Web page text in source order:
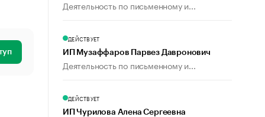
Деятельность по письменному и...
ДЕЙСТВУЕТ
ИП Музаффаров Парвез Давронович
Деятельность по письменному и...
ДЕЙСТВУЕТ
ИП Чурилова Алена Сергеевна